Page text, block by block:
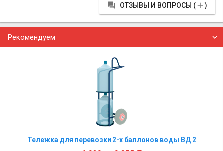
 ОТЗЫВЫ И ВОПРОСЫ ()
Рекомендуем
Тележка для перевозки 2-х баллонов воды ВД 2